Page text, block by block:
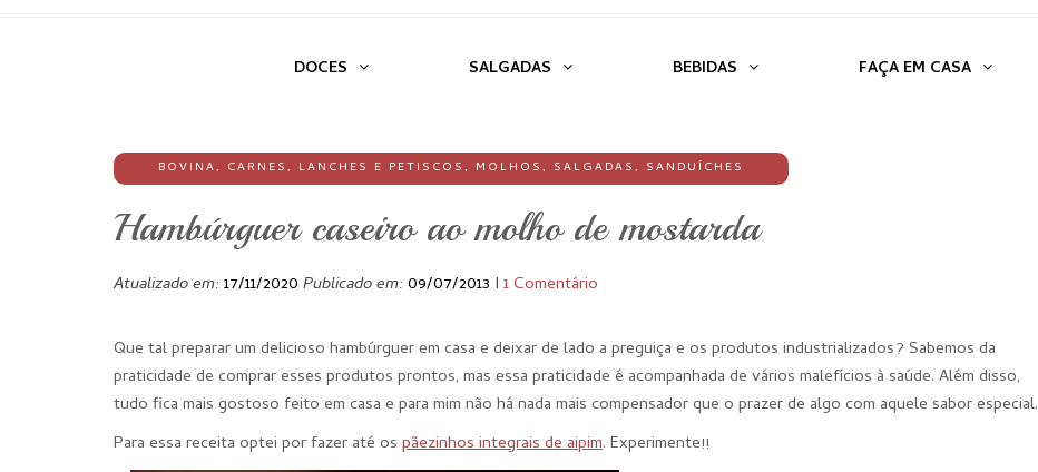
DOCES SALGADAS BEBIDAS FAÇA EM CASA
BOVINA, CARNES, LANCHES E PETISCOS, MOLHOS, SALGADAS, SANDUÍCHES
Hambúrguer caseiro ao molho de mostarda
Atualizado em:17/11/2020 Publicado em:09/07/2013 I 1 Comentário
Que tal preparar um delicioso hambúrguer em casa e deixar de lado a preguiça e os produtos industrializados? Sabemos da
praticidade de comprar esses produtos prontos, mas essa praticidade é acompanhada de vários malefícios à saúde. Além disso,
tudo fica mais gostoso feito em casa e para mim não há nada mais compensador que o prazer de algo com aquele sabor especial.
Para essa receita optei por fazer até os pãezinhos integrais de aipim. Experimente!!